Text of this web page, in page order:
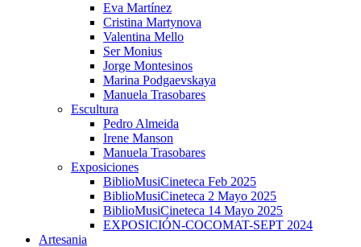
Eva Martínez
Cristina Martynova
Valentina Mello
Ser Monius
Jorge Montesinos
Marina Podgaevskaya
Manuela Trasobares
Escultura
Pedro Almeida
Irene Manson
Manuela Trasobares
Exposiciones
BiblioMusiCineteca Feb 2025
BiblioMusiCineteca 2 Mayo 2025
BiblioMusiCineteca 14 Mayo 2025
EXPOSICIÓN-COCOMAT-SEPT 2024
Artesania